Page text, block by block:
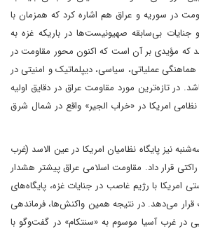
در سوریه و عراق هم اشاره کرد که همزمان با
جنایات بی‌سابقه صهیونیست‌ها در باریکه غزه به
مؤیدی بر آن است که اکنون محور مقاومت در
عملیاتی، سیاسی، دیپلماتیک و امنیتی در
در تازه‌ترین مورد مقاومت عراق در دقایق اولیه
نظامی امریکا در «خراب الجیر» واقع در شمال شرق
نیز پایگاه نظامیان امریکا در عین الاسد (غرب
قرار داد. مقاومت اسلامی عراق پیشتر هشدار
امریکا با رژیم غاصب در جنایات غزه، پایگاه‌های
نظامی امریکا را هدف حملات قرار می‌‎دهد. در نتیجه همین واکنش‌ها، فرماندهی
در غرب آسیا موسوم به «سنتکام» در گفت‌وگو با